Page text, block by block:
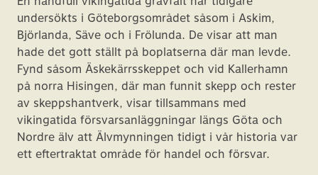
undersökts i Göteborgsområdet såsom i Askim,
Björlanda, Säve och i Frölunda. De visar att man
hade det gott ställt på boplatserna där man levde.
Fynd såsom Äskekärrsskeppet och vid Kallerhamn
på norra Hisingen, där man funnit skepp och rester
av skeppshantverk, visar tillsammans med
vikingatida försvarsanläggningar längs Göta och
Nordre älv att Älvmynningen tidigt i vår historia var
ett eftertraktat område för handel och försvar.